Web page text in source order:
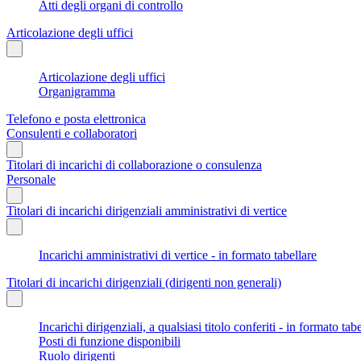
Atti degli organi di controllo
Articolazione degli uffici
Articolazione degli uffici
Organigramma
Telefono e posta elettronica
Consulenti e collaboratori
Titolari di incarichi di collaborazione o consulenza
Personale
Titolari di incarichi dirigenziali amministrativi di vertice
Incarichi amministrativi di vertice - in formato tabellare
Titolari di incarichi dirigenziali (dirigenti non generali)
Incarichi dirigenziali, a qualsiasi titolo conferiti - in formato
Posti di funzione disponibili
Ruolo dirigenti